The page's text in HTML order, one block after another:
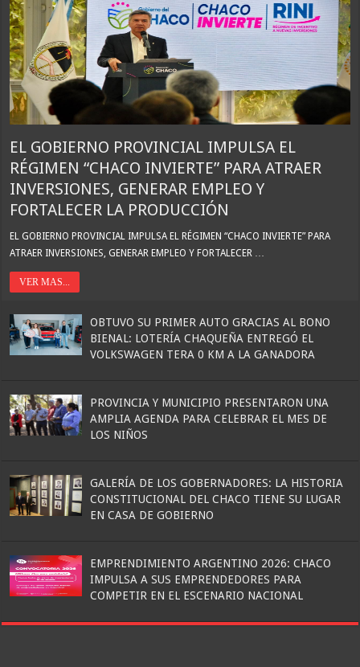
EL GOBIERNO PROVINCIAL IMPULSA EL
RÉGIMEN “CHACO INVIERTE” PARA ATRAER
INVERSIONES, GENERAR EMPLEO Y
FORTALECER LA PRODUCCIÓN
EL GOBIERNO PROVINCIAL IMPULSA EL RÉGIMEN “CHACO INVIERTE” PARA
ATRAER INVERSIONES, GENERAR EMPLEO Y FORTALECER …
VER MAS...
OBTUVO SU PRIMER AUTO GRACIAS AL BONO
BIENAL: LOTERÍA CHAQUEÑA ENTREGÓ EL
VOLKSWAGEN TERA 0 KM A LA GANADORA
PROVINCIA Y MUNICIPIO PRESENTARON UNA
AMPLIA AGENDA PARA CELEBRAR EL MES DE
LOS NIÑOS
GALERÍA DE LOS GOBERNADORES: LA HISTORIA
CONSTITUCIONAL DEL CHACO TIENE SU LUGAR
EN CASA DE GOBIERNO
EMPRENDIMIENTO ARGENTINO 2026: CHACO
IMPULSA A SUS EMPRENDEDORES PARA
COMPETIR EN EL ESCENARIO NACIONAL